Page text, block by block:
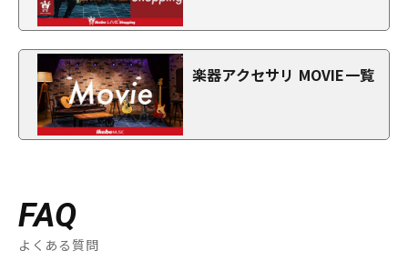
楽器アクセサリ MOVIE一覧
FAQ
よくある質問